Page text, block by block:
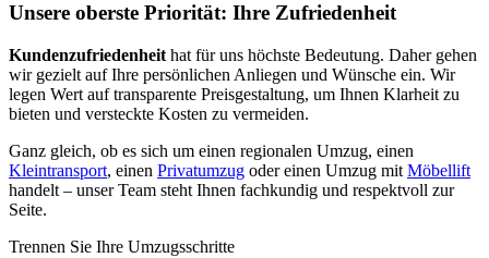
Unsere oberste Priorität: Ihre Zufriedenheit
Kundenzufriedenheit hat für uns höchste Bedeutung. Daher gehen
wir gezielt auf Ihre persönlichen Anliegen und Wünsche ein. Wir
legen Wert auf transparente Preisgestaltung, um Ihnen Klarheit zu
bieten und versteckte Kosten zu vermeiden.
Ganz gleich, ob es sich um einen regionalen Umzug, einen
Kleintransport, einen Privatumzug oder einen Umzug mit Möbellift
handelt – unser Team steht Ihnen fachkundig und respektvoll zur
Seite.
Trennen Sie Ihre Umzugsschritte